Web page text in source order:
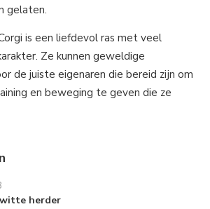
gelaten.
is een liefdevol ras met veel
Ze kunnen geweldige
de juiste eigenaren die bereid zijn om
en beweging te geven die ze
herder